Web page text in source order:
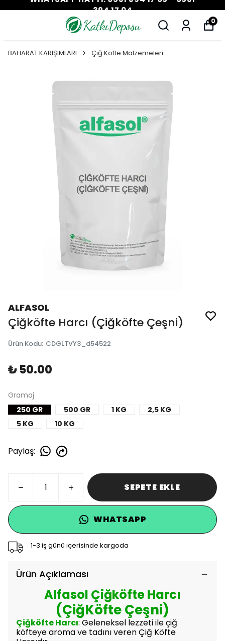
394 17 04
0
BAHARAT KARIŞIMLARI Çiğ Köfte Malzemeleri
ALFASOL
Çiğköfte Harcı (Çiğköfte Çeşni)
Ürün Kodu: CDGLTVY3_d54522
₺ 50.00
Gramaj
250 GR
500 GR 1 KG
2,5 KG
5 KG
10 KG
Paylaş:
SEPETE EKLE
WHATSAPP
1-3 iş günü içerisinde kargoda
Ürün Açıklaması
Alfasol Çiğköfte Harcı
(ÇiğKöfte Çeşni)
Çiğköfte Harcı: Geleneksel lezzeti ile çiğ
köfteye aroma ve tadını veren Çiğ Köfte